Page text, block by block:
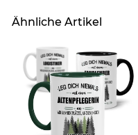
Ähnliche Artikel